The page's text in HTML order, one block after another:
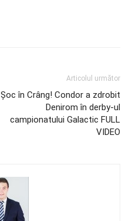
Articolul următor
Şoc în Crâng! Condor a zdrobit
Denirom în derby-ul
campionatului Galactic FULL
VIDEO